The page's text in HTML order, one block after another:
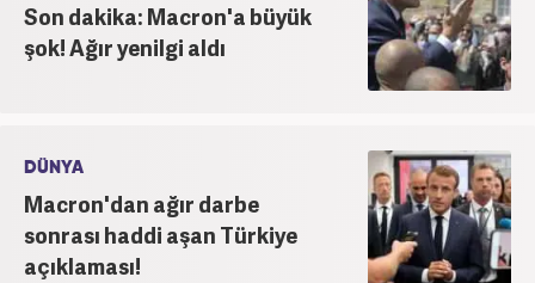
Son dakika: Macron'a büyük
şok! Ağır yenilgi aldı
DÜNYA
Macron'dan ağır darbe
sonrası haddi aşan Türkiye
açıklaması!